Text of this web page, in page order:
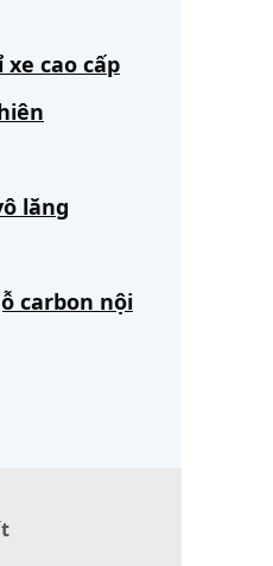
cao cấp
lăng
carbon nội